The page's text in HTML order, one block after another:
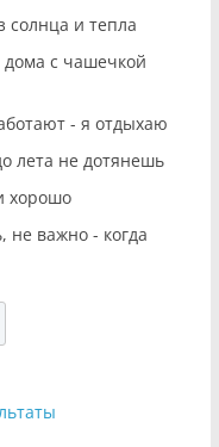
солнца и тепла
с чашечкой
- я отдыхаю
лета не дотянешь
хорошо
не важно - когда